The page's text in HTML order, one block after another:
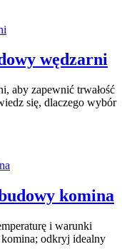
wędzarni
aby zapewnić trwałość
się, dlaczego wybór
komina
i warunki
komina; odkryj idealny